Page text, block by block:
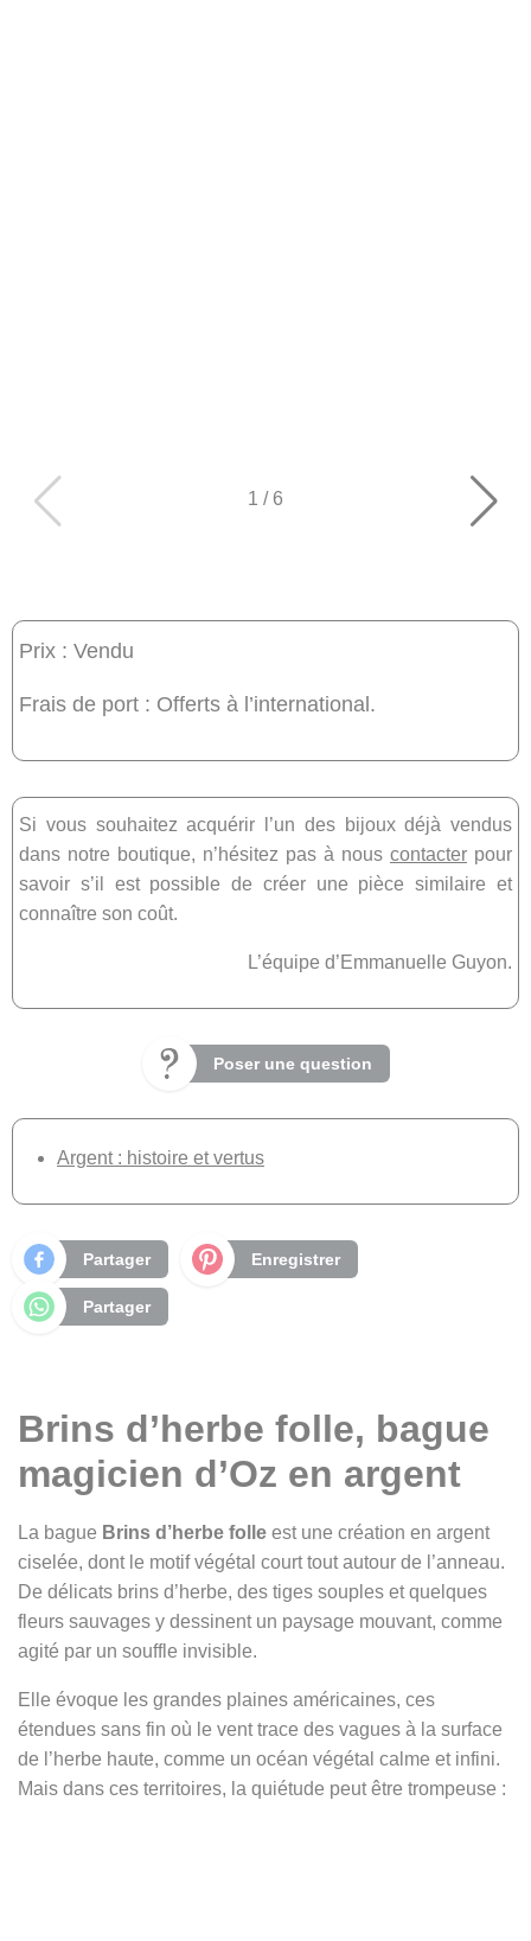
1 / 6
Prix : Vendu
Frais de port : Offerts à l’international.
Si vous souhaitez acquérir l’un des bijoux déjà vendus
dans notre boutique, n’hésitez pas à nous contacter pour
savoir s’il est possible de créer une pièce similaire et
connaître son coût.
L’équipe d’Emmanuelle Guyon.
Poser une question
Argent : histoire et vertus
Partager Enregistrer
Partager
Brins d’herbe folle, bague
magicien d’Oz en argent
La bague Brins d’herbe folle est une création en argent
ciselée, dont le motif végétal court tout autour de l’anneau.
De délicats brins d’herbe, des tiges souples et quelques
fleurs sauvages y dessinent un paysage mouvant, comme
agité par un souffle invisible.
Elle évoque les grandes plaines américaines, ces
étendues sans fin où le vent trace des vagues à la surface
de l’herbe haute, comme un océan végétal calme et infini.
Mais dans ces territoires, la quiétude peut être trompeuse :